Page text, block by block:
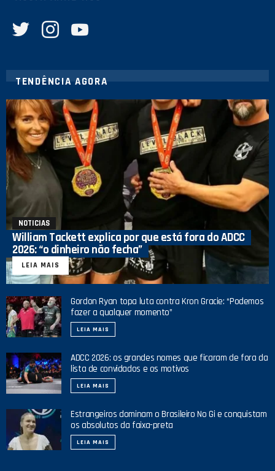
TENDÊNCIA AGORA
NOTICIAS
William Tackett explica por que está fora do ADCC
2026: “o dinheiro não fecha”
LEIA MAIS
Gordon Ryan topa luta contra Kron Gracie: “Podemos
fazer a qualquer momento”
LEIA MAIS
ADCC 2026: os grandes nomes que ficaram de fora da
lista de convidados e os motivos
LEIA MAIS
Estrangeiros dominam o Brasileiro No Gi e conquistam
os absolutos da faixa-preta
LEIA MAIS